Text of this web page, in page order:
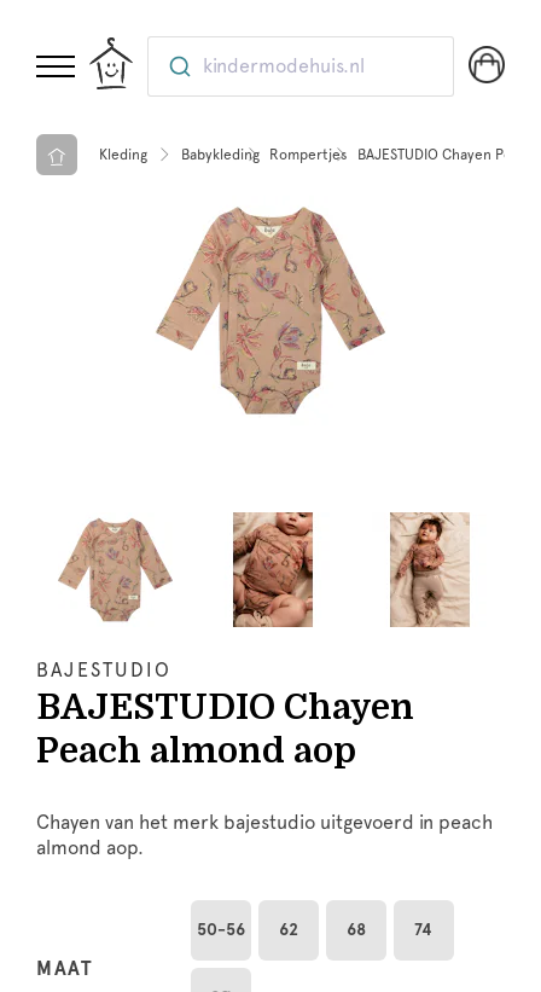
kindermodehuis.nl
Kleding Babykleding Rompertjes BAJESTUDIO Chayen
BAJESTUDIO
BAJESTUDIO Chayen
Peach almond aop
Chayen van het merk bajestudio uitgevoerd in peach
almond aop.
MAAT
50-56 62 68 74